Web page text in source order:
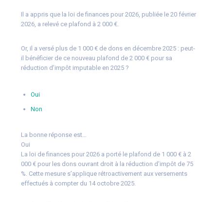
Il a appris que la loi de finances pour 2026, publiée le 20 février
2026, a relevé ce plafond à 2 000 €.
Or, il a versé plus de 1 000 € de dons en décembre 2025 : peut-
il bénéficier de ce nouveau plafond de 2 000 € pour sa
réduction d’impôt imputable en 2025 ?
Oui
Non
La bonne réponse est…
Oui
La loi de finances pour 2026 a porté le plafond de 1 000 € à 2
000 € pour les dons ouvrant droit à la réduction d’impôt de 75
%. Cette mesure s’applique rétroactivement aux versements
effectués à compter du 14 octobre 2025.